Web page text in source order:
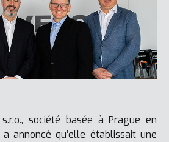
société basée à Prague en
a annoncé qu’elle établissait une